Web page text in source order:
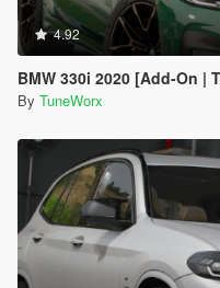
4.92
BMW 330i 2020 [Add-On |
By TuneWorx